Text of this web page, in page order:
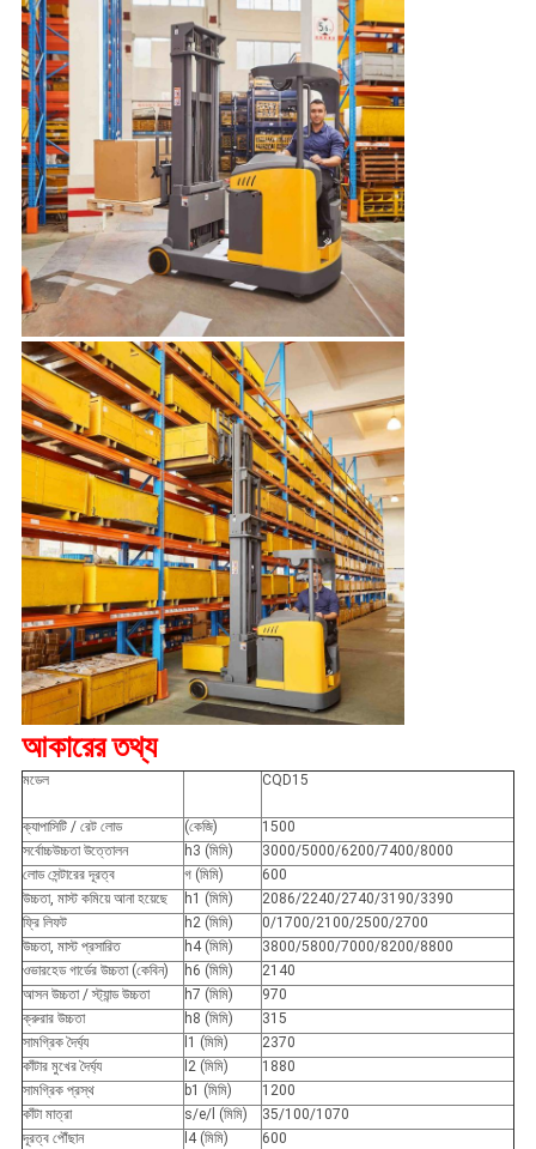
আকারের তথ্য
মডেল CQD15
ক্যাপাসিটি / রেট লোড (কেজি)
1500
সর্বোচ্চউচ্চতা উত্তোলন
h3 (মিমি)
3000/5000/6200/7400/8000
লোড সেন্টারের দূরত্ব
গ (মিমি)
600
উচ্চতা, মাস্ট কমিয়ে আনা হয়েছে
h1 (মিমি)
2086/2240/2740/3190/3390
ফ্রি লিফট
h2 (মিমি)
0/1700/2100/2500/2700
উচ্চতা, মাস্ট প্রসারিত
h4 (মিমি)
3800/5800/7000/8200/8800
ওভারহেড গার্ডের উচ্চতা (কেবিন)
h6 (মিমি)
2140
আসন উচ্চতা / স্ট্যান্ড উচ্চতা
h7 (মিমি)
970
ক্রুরার উচ্চতা
h8 (মিমি)
315
সামগ্রিক দৈর্ঘ্য
l1 (মিমি)
2370
কাঁটার মুখের দৈর্ঘ্য
l2 (মিমি)
1880
সামগ্রিক প্রস্থ
b1 (মিমি)
1200
কাঁটা মাত্রা
s/e/l (মিমি)
35/100/1070
দূরত্ব পৌঁছান
l4 (মিমি)
600